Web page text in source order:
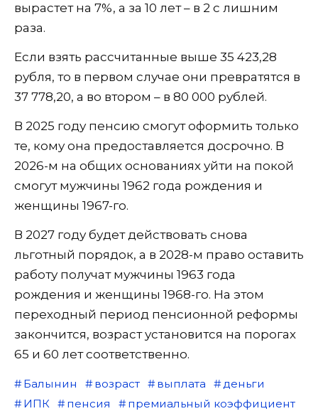
вырастет на 7%, а за 10 лет – в 2 с лишним
раза.
Если взять рассчитанные выше 35 423,28
рубля, то в первом случае они превратятся в
37 778,20, а во втором – в 80 000 рублей.
В 2025 году пенсию смогут оформить только
те, кому она предоставляется досрочно. В
2026-м на общих основаниях уйти на покой
смогут мужчины 1962 года рождения и
женщины 1967-го.
В 2027 году будет действовать снова
льготный порядок, а в 2028-м право оставить
работу получат мужчины 1963 года
рождения и женщины 1968-го. На этом
переходный период пенсионной реформы
закончится, возраст установится на порогах
65 и 60 лет соответственно.
Балынин возраст выплата
деньги
ИПК
пенсия
премиальный коэффициент